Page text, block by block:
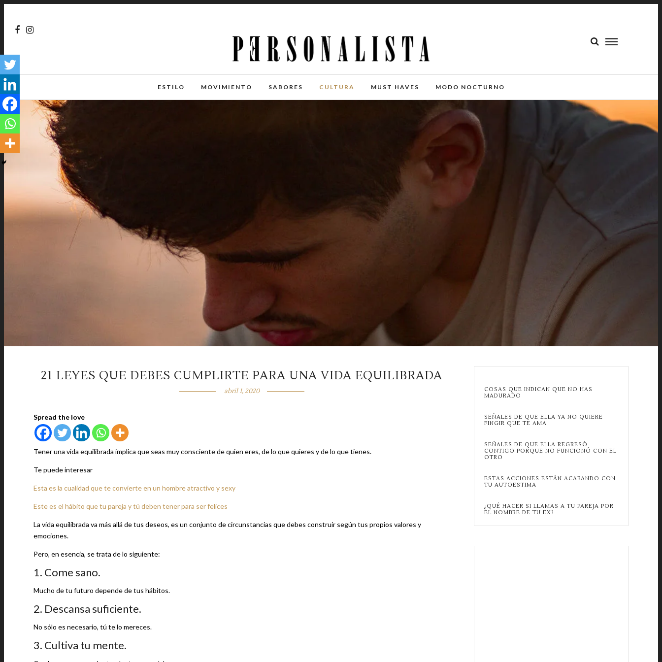
ESTILO MOVIMIENTO SABORES CULTURA MUST HAVES MODO NOCTURNO
21 LEYES QUE DEBES CUMPLIRTE PARA UNA VIDA EQUILIBRADA
abril 1, 2020
Spread the love
Tener una vida equilibrada implica que seas muy consciente de quien eres, de lo que quieres y de lo que tienes.
Te puede interesar
Esta es la cualidad que te convierte en un hombre atractivo y sexy
Este es el hábito que tu pareja y tú deben tener para ser felices
La vida equilibrada va más allá de tus deseos, es un conjunto de circunstancias que debes construir según tus propios valores y
emociones.
Pero, en esencia, se trata de lo siguiente:
1. Come sano.
Mucho de tu futuro depende de tus hábitos.
2. Descansa suficiente.
No sólo es necesario, tú te lo mereces.
3. Cultiva tu mente.
COSAS QUE INDICAN QUE NO HAS
MADURADO
SEÑALES DE QUE ELLA YA NO QUIERE
FINGIR QUE TE AMA
SEÑALES DE QUE ELLA REGRESÓ
CONTIGO PORQUE NO FUNCIONÓ CON EL
OTRO
ESTAS ACCIONES ESTÁN ACABANDO CON
TU AUTOESTIMA
¿QUÉ HACER SI LLAMAS A TU PAREJA POR
EL NOMBRE DE TU EX?